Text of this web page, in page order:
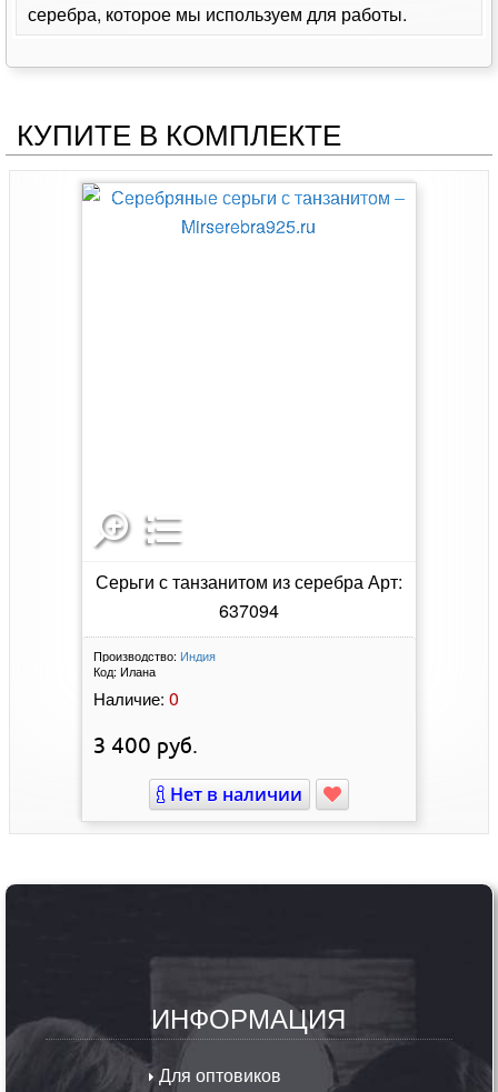
серебра, которое мы используем для работы.
КУПИТЕ В КОМПЛЕКТЕ
Серьги с танзанитом из серебра Арт:
637094
Производство: Индия
Код: Илана
Наличие: 0
3 400 руб.
Нет в наличии
ИНФОРМАЦИЯ
Для оптовиков